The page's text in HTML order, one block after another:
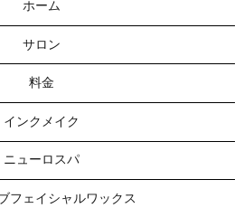
ホーム
サロン
料金
インクメイク
ニューロスパ
フェイシャルワックス